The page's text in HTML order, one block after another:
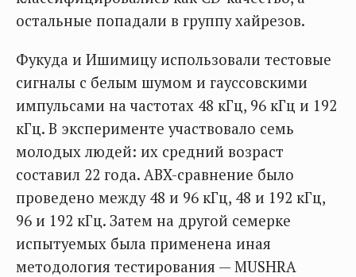
остальные попадали в группу хайрезов.
Фукуда и Ишимицу использовали тестовые
сигналы с белым шумом и гауссовскими
импульсами на частотах 48 кГц, 96 кГц и 192
кГц. В эксперименте участвовало семь
молодых людей: их средний возраст
составил 22 года. ABX-сравнение было
проведено между 48 и 96 кГц, 48 и 192 кГц,
96 и 192 кГц. Затем на другой семерке
испытуемых была применена иная
методология тестирования — MUSHRA